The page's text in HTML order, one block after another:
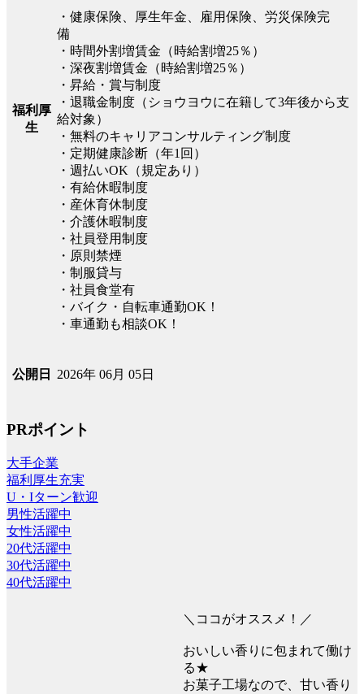
福利厚
生
・健康保険、厚生年金、雇用保険、労災保険完
備
・時間外割増賃金（時給割増25％）
・深夜割増賃金（時給割増25％）
・昇給・賞与制度
・退職金制度（ショウヨウに在籍して3年後から支
給対象）
・無料のキャリアコンサルティング制度
・定期健康診断（年1回）
・週払いOK（規定あり）
・有給休暇制度
・産休育休制度
・介護休暇制度
・社員登用制度
・原則禁煙
・制服貸与
・社員食堂有
・バイク・自転車通勤OK！
・車通勤も相談OK！
公開日 2026年 06月 05日
PRポイント
大手企業
福利厚生充実
U・Iターン歓迎
男性活躍中
女性活躍中
20代活躍中
30代活躍中
40代活躍中
＼ココがオススメ！／
おいしい香りに包まれて働け
る★
お菓子工場なので、甘い香り